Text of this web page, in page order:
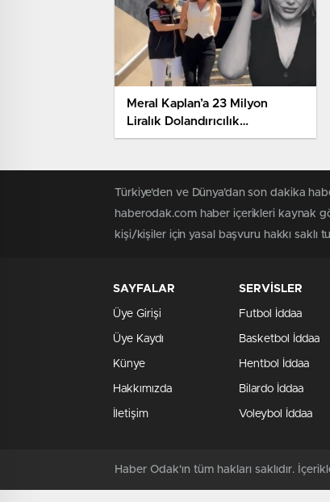
Meral Kaplan’a 23 Milyon
Liralık Dolandırıcılık
Soruşturması Şoku
Türkiye'den ve Dünya’dan son dakika
haberodak.com haber içerikleri kaynak
kişi/kişiler için yasal başvuru hakkı saklı
SAYFALAR
Üye Girişi
Üye Kaydı
Künye
Hakkımızda
İletişim
SERVİSLER
Futbol İddaa
Basketbol İddaa
Hentbol İddaa
Bilardo İddaa
Voleybol İddaa
Haber Odak'ın tüm hakları saklıdır.